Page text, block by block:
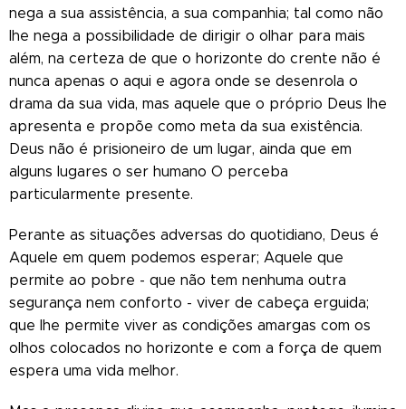
nega a sua assistência, a sua companhia; tal como não
lhe nega a possibilidade de dirigir o olhar para mais
além, na certeza de que o horizonte do crente não é
nunca apenas o aqui e agora onde se desenrola o
drama da sua vida, mas aquele que o próprio Deus lhe
apresenta e propõe como meta da sua existência.
Deus não é prisioneiro de um lugar, ainda que em
alguns lugares o ser humano O perceba
particularmente presente.
Perante as situações adversas do quotidiano, Deus é
Aquele em quem podemos esperar; Aquele que
permite ao pobre - que não tem nenhuma outra
segurança nem conforto - viver de cabeça erguida;
que lhe permite viver as condições amargas com os
olhos colocados no horizonte e com a força de quem
espera uma vida melhor.